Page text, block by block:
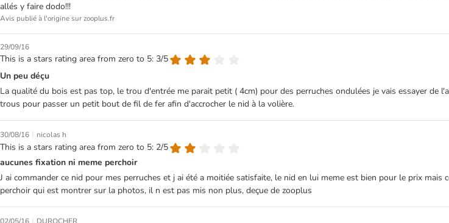
allés y faire dodo!!!
Avis publié à l'origine sur zooplus.fr
29/09/16
This is a stars rating area from zero to 5: 3/5
Un peu déçu
La qualité du bois est pas top, le trou d'entrée me parait petit ( 4cm) pour des perruches ondulées je vais essayer
trous pour passer un petit bout de fil de fer afin d'accrocher le nid à la volière.
30/08/16 | nicolas h
This is a stars rating area from zero to 5: 2/5
aucunes fixation ni meme perchoir
J ai commander ce nid pour mes perruches et j ai été a moitiée satisfaite, le nid en lui meme est bien pour le prix
perchoir qui est montrer sur la photos, il n est pas mis non plus, deçue de zooplus
02/05/16 DUROCHER